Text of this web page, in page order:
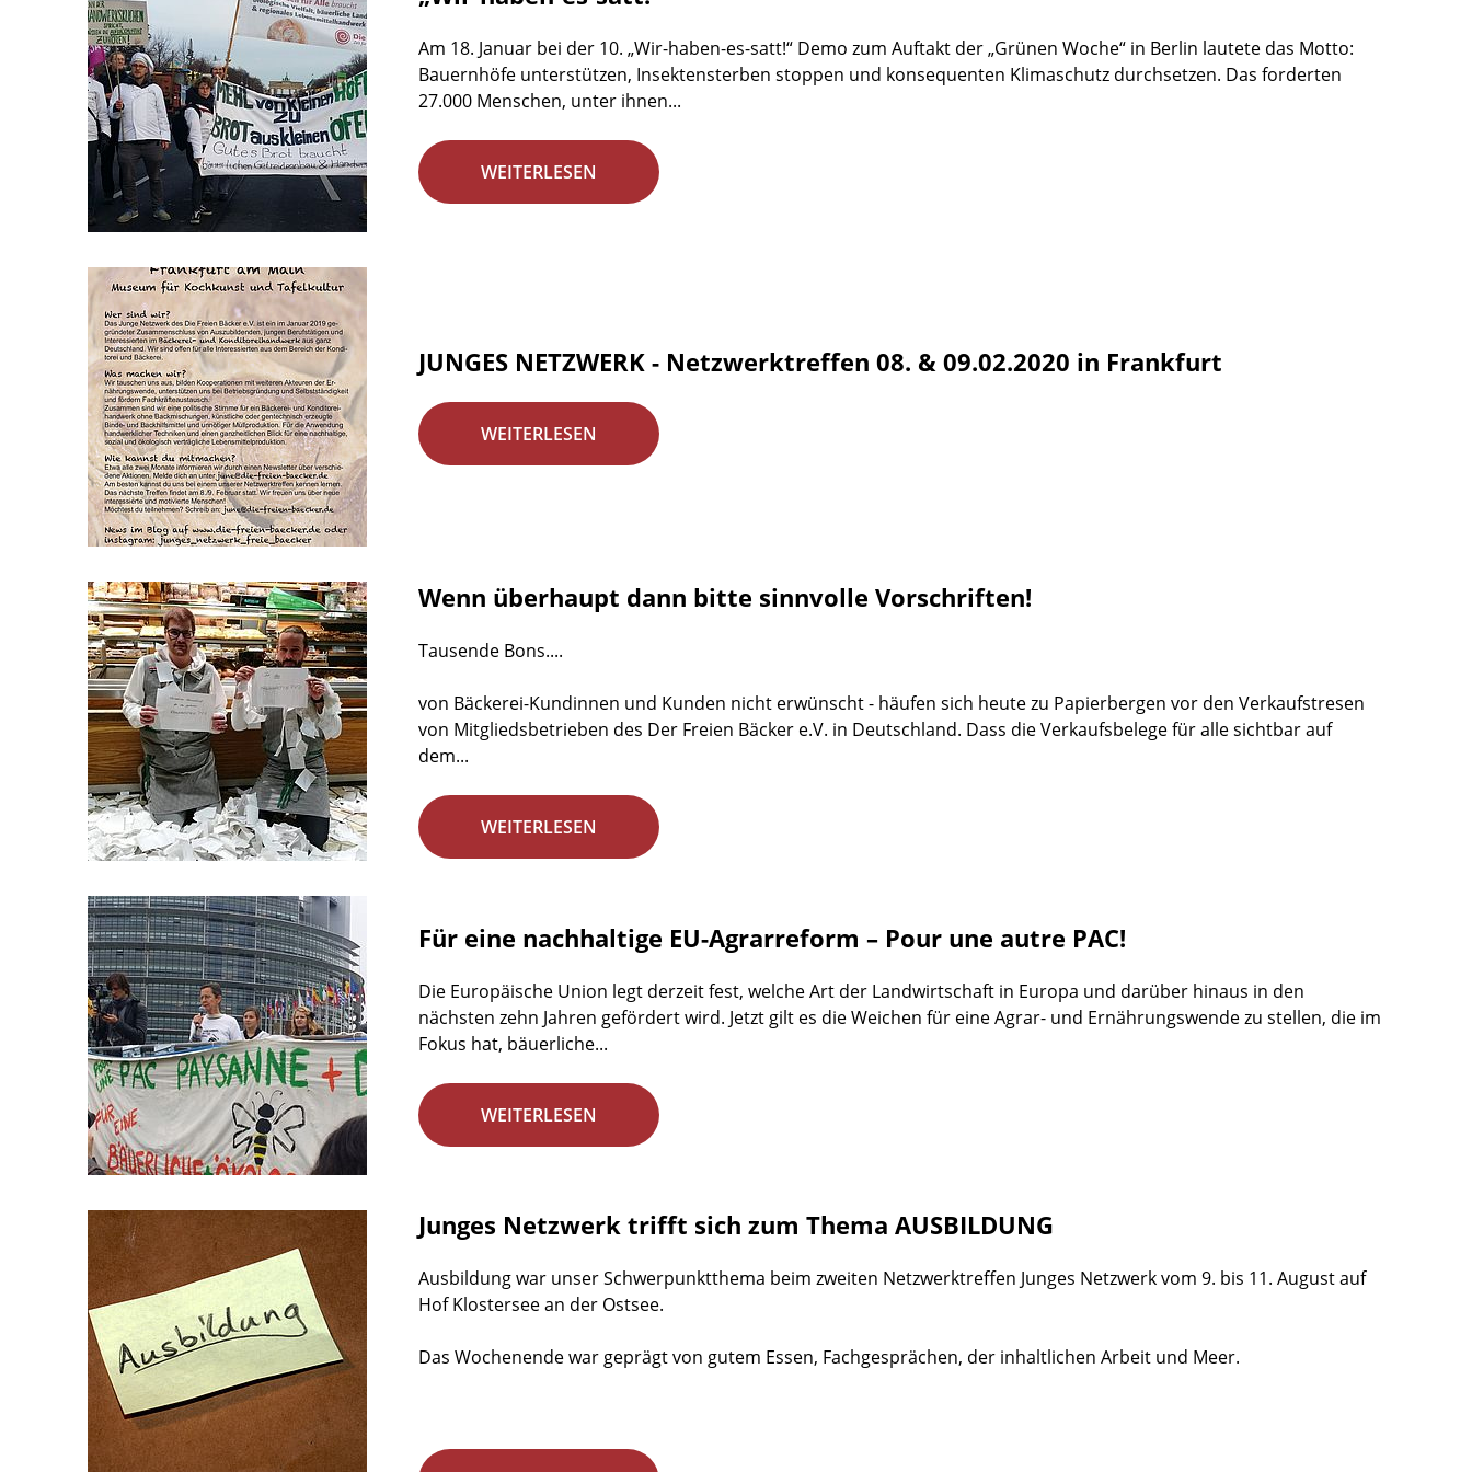
Am 18. Januar bei der 10. „Wir-haben-es-satt!“ Demo zum Auftakt der „Grünen Woche“ in Berlin lautete das Motto:
Bauernhöfe unterstützen, Insektensterben stoppen und konsequenten Klimaschutz durchsetzen. Das forderten
27.000 Menschen, unter ihnen...
WEITERLESEN
JUNGES NETZWERK - Netzwerktreffen 08. & 09.02.2020 in Frankfurt
WEITERLESEN
Wenn überhaupt dann bitte sinnvolle Vorschriften!
Tausende Bons....
von Bäckerei-Kundinnen und Kunden nicht erwünscht - häufen sich heute zu Papierbergen vor den Verkaufstresen
von Mitgliedsbetrieben des Der Freien Bäcker e.V. in Deutschland. Dass die Verkaufsbelege für alle sichtbar auf
dem...
WEITERLESEN
Für eine nachhaltige EU-Agrarreform – Pour une autre PAC!
Die Europäische Union legt derzeit fest, welche Art der Landwirtschaft in Europa und darüber hinaus in den
nächsten zehn Jahren gefördert wird. Jetzt gilt es die Weichen für eine Agrar- und Ernährungswende zu stellen, die im
Fokus hat, bäuerliche...
WEITERLESEN
Junges Netzwerk trifft sich zum Thema AUSBILDUNG
Ausbildung war unser Schwerpunktthema beim zweiten Netzwerktreffen Junges Netzwerk vom 9. bis 11. August auf
Hof Klostersee an der Ostsee.
Das Wochenende war geprägt von gutem Essen, Fachgesprächen, der inhaltlichen Arbeit und Meer.